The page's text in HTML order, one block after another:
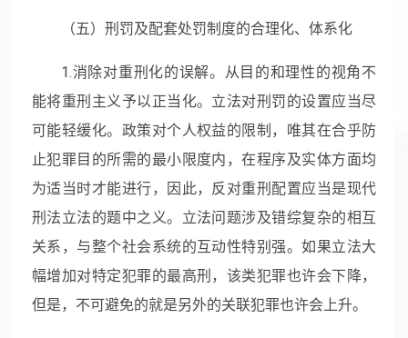
（五）刑罚及配套处罚制度的合理化、体系化
1.消除对重刑化的误解。从目的和理性的视角不
能将重刑主义予以正当化。立法对刑罚的设置应当尽
可能轻缓化。政策对个人权益的限制，唯其在合乎防
止犯罪目的所需的最小限度内，在程序及实体方面均
为适当时才能进行，因此，反对重刑配置应当是现代
刑法立法的题中之义。立法问题涉及错综复杂的相互
关系，与整个社会系统的互动性特别强。如果立法大
幅增加对特定犯罪的最高刑，该类犯罪也许会下降，
但是，不可避免的就是另外的关联犯罪也许会上升。